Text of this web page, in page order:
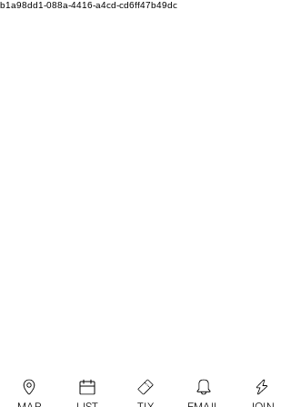
b1a98dd1-088a-4416-a4cd-cd6ff47b49dc